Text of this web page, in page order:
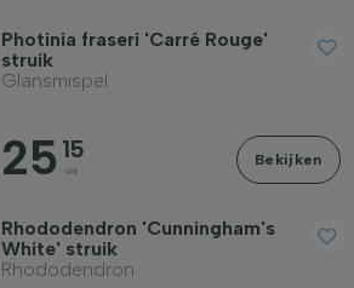
Photinia fraseri 'Carré Rouge'
struik
Glansmispel
25 15
va
Bekijken
Rhododendron 'Cunningham's
White' struik
Rhododendron